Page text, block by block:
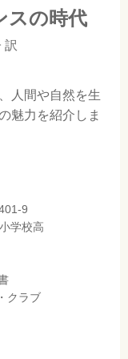
スの時代
訳
人間や自然を生
魅力を紹介しま
9
小学校高
クラブ